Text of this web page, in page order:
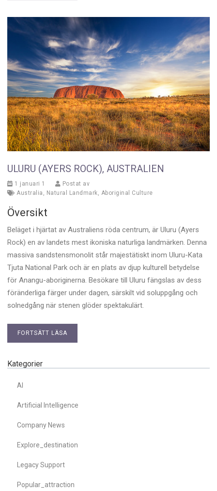
ULURU (AYERS ROCK), AUSTRALIEN
1 januari 1
Postat av
Australia
Natural Landmark Aboriginal Culture
Översikt
Beläget i hjärtat av Australiens röda centrum, är Uluru (Ayers
Rock) en av landets mest ikoniska naturliga landmärken. Denna
massiva sandstensmonolit står majestätiskt inom Uluru-Kata
Tjuta National Park och är en plats av djup kulturell betydelse
för Anangu-aboriginerna. Besökare till Uluru fängslas av dess
föränderliga färger under dagen, särskilt vid soluppgång och
solnedgång när stenen glöder spektakulärt.
FORTSÄTT LÄSA
Kategorier
AI
Artificial Intelligence
Company News
Explore_destination
Legacy Support
Popular_attraction